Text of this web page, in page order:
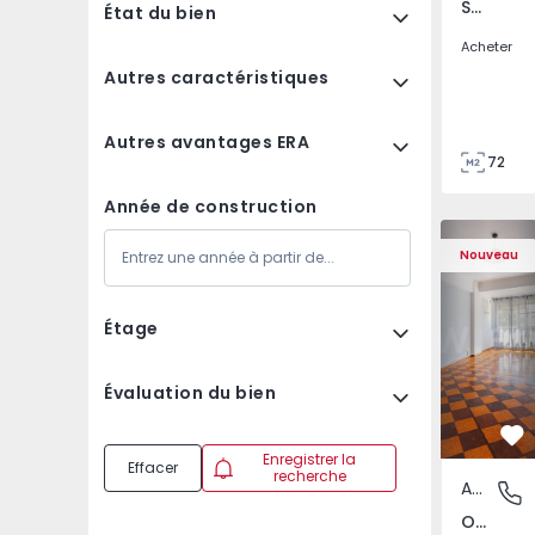
État du bien
Autres caractéristiques
Autres avantages ERA
Année de construction
Étage
Évaluation du bien
Effacer
Enregistrer la
recherche
São Tomé do Castelo e Justes, Vila Real
Acheter
72
Nouveau
Appartement T5
Olivais,
Appartement
Olivais, Lisboa